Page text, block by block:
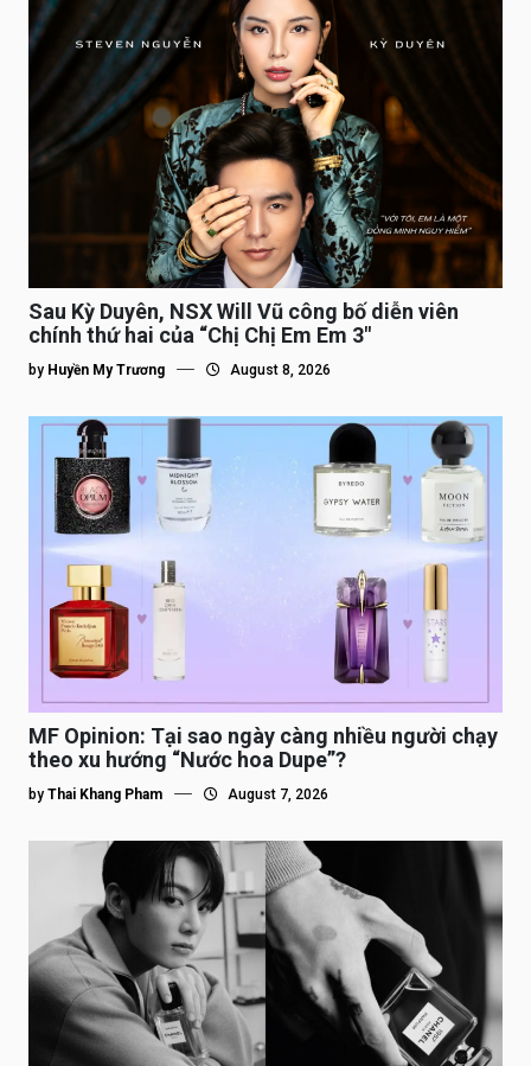
Sau Kỳ Duyên, NSX Will Vũ công bố diễn viên
chính thứ hai của “Chị Chị Em Em 3″
by Huyền My Trương August 8, 2026
MF Opinion: Tại sao ngày càng nhiều người chạy
theo xu hướng “Nước hoa Dupe”?
by Thai Khang Pham August 7, 2026